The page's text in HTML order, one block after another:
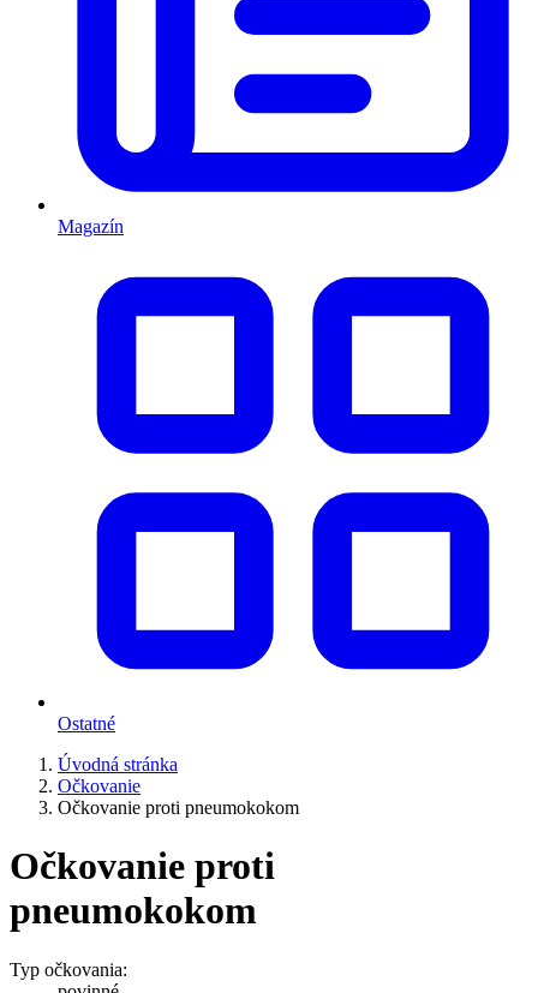
Magazín
Ostatné
Úvodná stránka
Očkovanie
Očkovanie proti pneumokokom
Očkovanie proti
pneumokokom
Typ očkovania: